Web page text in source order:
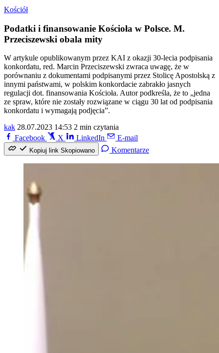
Kościół
Podatki i finansowanie Kościoła w Polsce. M.
Przeciszewski obala mity
W artykule opublikowanym przez KAI z okazji 30-lecia podpisania
konkordatu, red. Marcin Przeciszewski zwraca uwagę, że w
porównaniu z dokumentami podpisanymi przez Stolicę Apostolską z
innymi państwami, w polskim konkordacie zabrakło jasnych
regulacji dot. finansowania Kościoła. Autor podkreśla, że to „jedna
ze spraw, które nie zostały rozwiązane w ciągu 30 lat od podpisania
konkordatu i wymagają podjęcia”.
kak 28.07.2023 14:53 2 min czytania
Facebook
X LinkedIn E-mail
Kopiuj link Skopiowano Komentarze